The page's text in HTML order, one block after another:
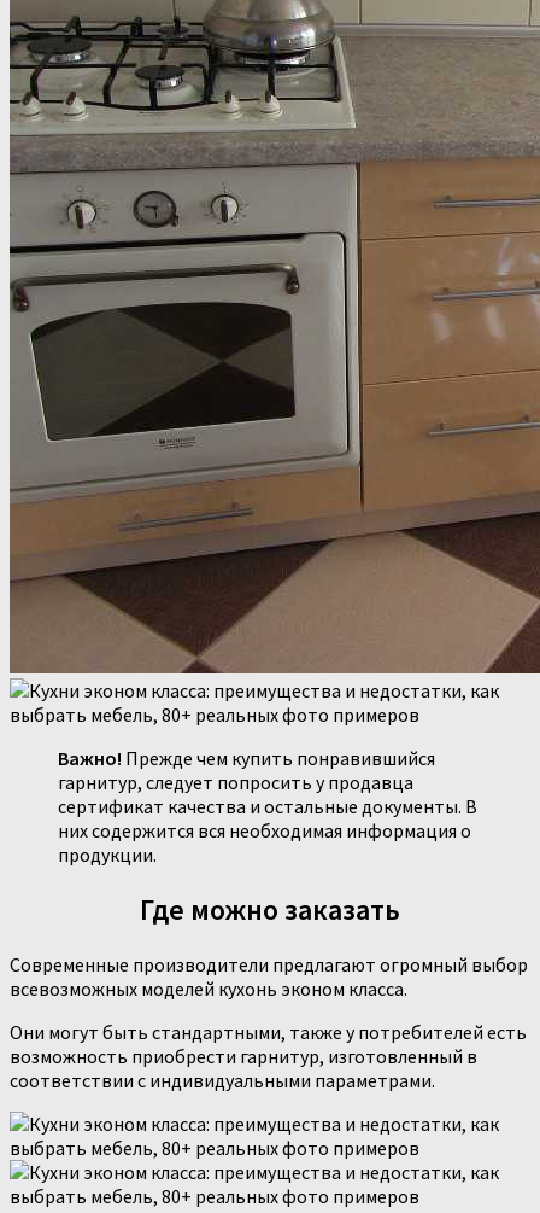
Важно! Прежде чем купить понравившийся
гарнитур, следует попросить у продавца
сертификат качества и остальные документы. В
них содержится вся необходимая информация о
продукции.
Где можно заказать
Современные производители предлагают огромный выбор
всевозможных моделей кухонь эконом класса.
Они могут быть стандартными, также у потребителей есть
возможность приобрести гарнитур, изготовленный в
соответствии с индивидуальными параметрами.